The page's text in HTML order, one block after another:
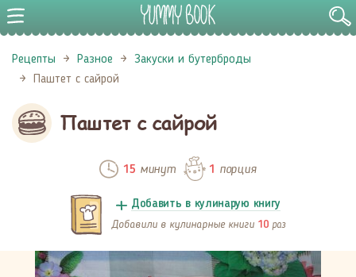
Рецепты Разное
Закуски и бутерброды
Паштет с сайрой
Паштет с сайрой
15 минут 1 порция
Добавить в кулинарую книгу
Добавили в кулинарные книги 10 раз